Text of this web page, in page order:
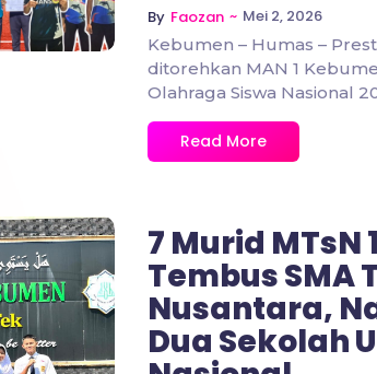
By Faozan ~ Mei 2, 2026
Kebumen – Humas –
ditorehkan MAN 1
Olahraga Siswa Nasional
Read More
7 Murid MTsN
Tembus SMA
Nusantara,
Dua Sekolah